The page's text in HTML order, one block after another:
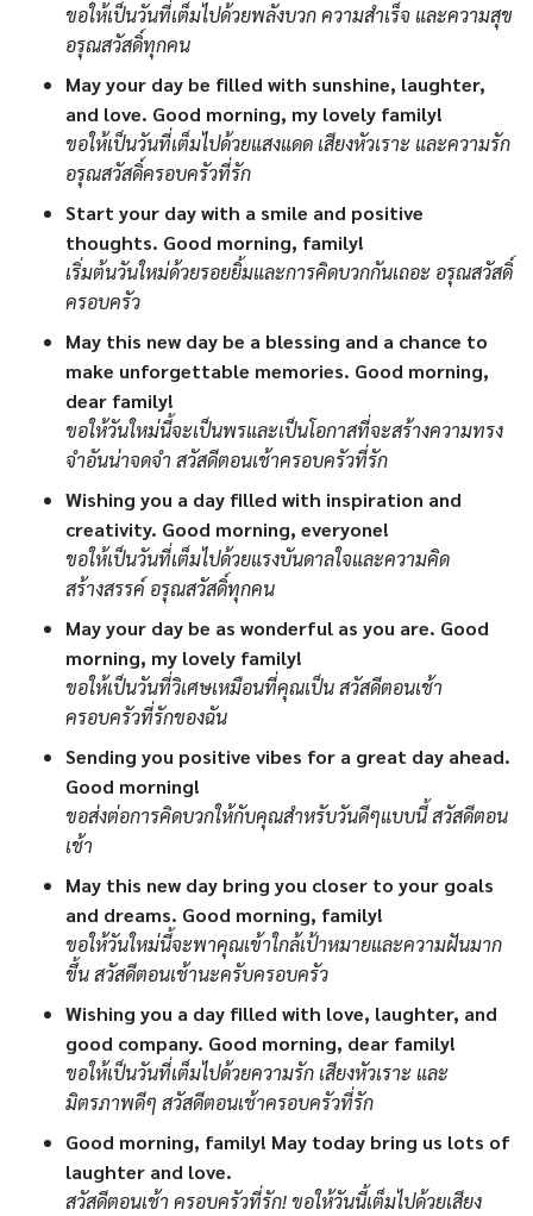
ขอให้เป็นวันที่เต็มไปด้วยพลังบวก ความสำเร็จ และความสุข
อรุณสวัสดิ์ทุกคน
May your day be filled with sunshine, laughter,
and love. Good morning, my lovely family!
ขอให้เป็นวันที่เต็มไปด้วยแสงแดด เสียงหัวเราะ และความรัก
อรุณสวัสดิ์ครอบครัวที่รัก
Start your day with a smile and positive
thoughts. Good morning, family!
เริ่มต้นวันใหม่ด้วยรอยยิ้มและการคิดบวกกันเถอะ อรุณสวัสดิ์
ครอบครัว
May this new day be a blessing and a chance to
make unforgettable memories. Good morning,
dear family!
ขอให้วันใหม่นี้จะเป็นพรและเป็นโอกาสที่จะสร้างความทรง
จำอันน่าจดจำ สวัสดีตอนเช้าครอบครัวที่รัก
Wishing you a day filled with inspiration and
creativity. Good morning, everyone!
ขอให้เป็นวันที่เต็มไปด้วยแรงบันดาลใจและความคิด
สร้างสรรค์ อรุณสวัสดิ์ทุกคน
May your day be as wonderful as you are. Good
morning, my lovely family!
ขอให้เป็นวันที่วิเศษเหมือนที่คุณเป็น สวัสดีตอนเช้า
ครอบครัวที่รักของฉัน
Sending you positive vibes for a great day ahead.
Good morning!
ขอส่งต่อการคิดบวกให้กับคุณสำหรับวันดีๆแบบนี้ สวัสดีตอน
เช้า
May this new day bring you closer to your goals
and dreams. Good morning, family!
ขอให้วันใหม่นี้จะพาคุณเข้าใกล้เป้าหมายและความฝันมาก
ขึ้น สวัสดีตอนเช้านะครับครอบครัว
Wishing you a day filled with love, laughter, and
good company. Good morning, dear family!
ขอให้เป็นวันที่เต็มไปด้วยความรัก เสียงหัวเราะ และ
มิตรภาพดีๆ สวัสดีตอนเช้าครอบครัวที่รัก
Good morning, family! May today bring us lots of
laughter and love.
สวัสดีตอนเช้า ครอบครัวที่รัก! ขอให้วันนี้เต็มไปด้วยเสียง